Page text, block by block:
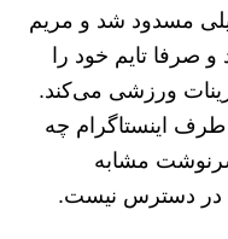
مسدود شد و مریم
و صرفا تایم خود را
ورزشی می‌کند.
طرف اینستاگرام چه
سرنوشت مشابه
در دسترس نیست.